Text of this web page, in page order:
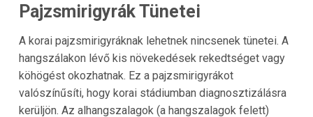
Pajzsmirigyrák Tünetei
A korai pajzsmirigyráknak lehetnek nincsenek tünetei. A
hangszálakon lévő kis növekedések rekedtséget vagy
köhögést okozhatnak. Ez a pajzsmirigyrákot
valószínűsíti, hogy korai stádiumban diagnosztizálásra
kerüljön. Az alhangszalagok (a hangszalagok felett)